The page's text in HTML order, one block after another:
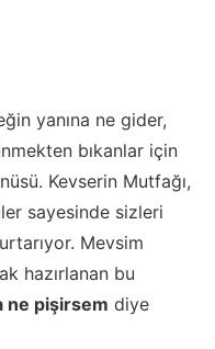
yanına ne gider,
bıkanlar için
Kevserin Mutfağı,
sayesinde sizleri
Mevsim
hazırlanan bu
ne pişirsem diye